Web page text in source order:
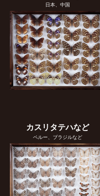
日本、中国
カスリタテハなど
ペルー、ブラジルなど